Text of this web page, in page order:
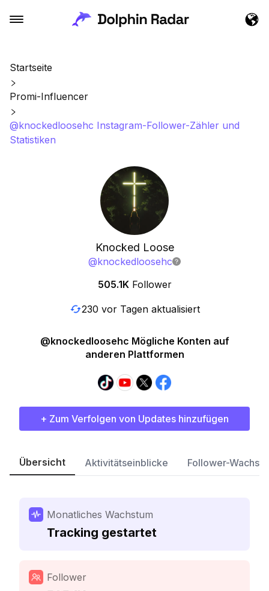
Startseite
Promi-Influencer
@knockedloosehc Instagram-Follower-Zähler und
Statistiken
Knocked Loose
@knockedloosehc
505.1K Follower
230 vor Tagen aktualisiert
@knockedloosehc Mögliche Konten auf
anderen Plattformen
+ Zum Verfolgen von Updates hinzufügen
Übersicht Aktivitätseinblicke Follower-
Monatliches Wachstum
Tracking gestartet
Follower